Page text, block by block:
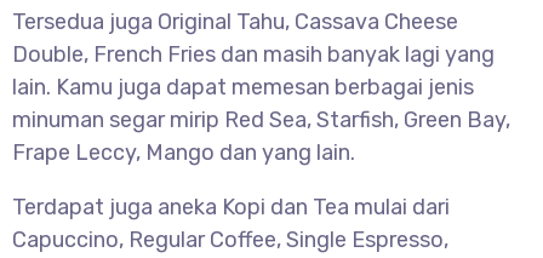
Tersedua juga Original Tahu, Cassava Cheese
Double, French Fries dan masih banyak lagi yang
lain. Kamu juga dapat memesan berbagai jenis
minuman segar mirip Red Sea, Starfish, Green Bay,
Frape Leccy, Mango dan yang lain.
Terdapat juga aneka Kopi dan Tea mulai dari
Capuccino, Regular Coffee, Single Espresso,